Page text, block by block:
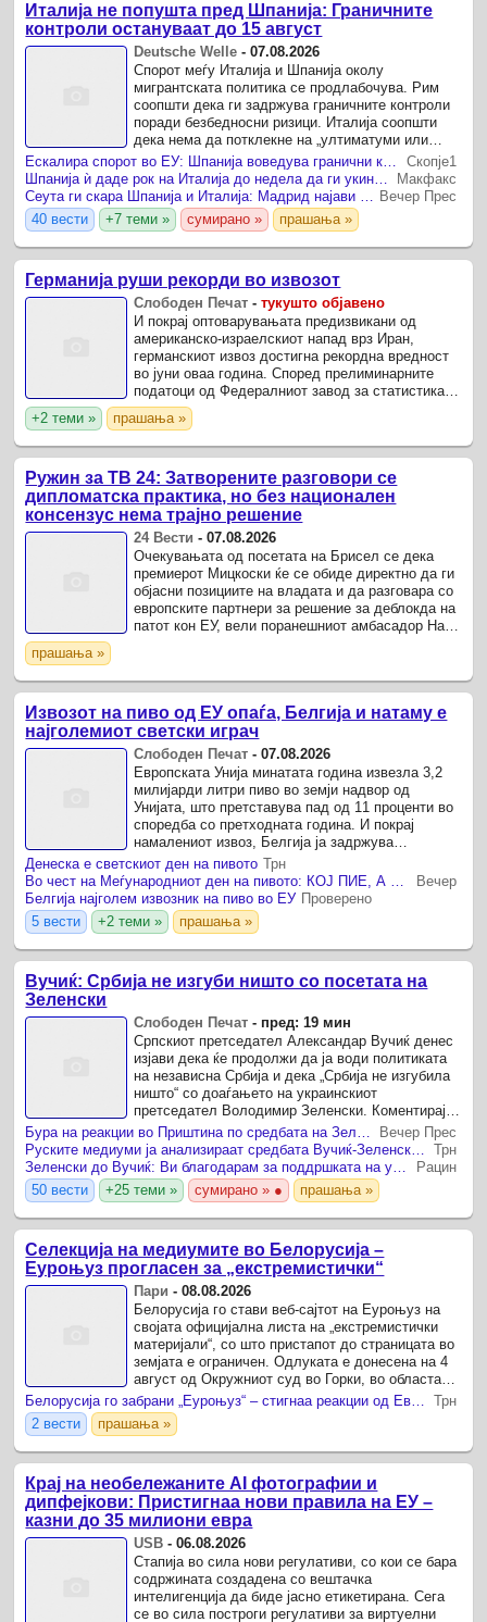
Италија не попушта пред Шпанија: Граничните
контроли остануваат до 15 август
Deutsche Welle -07.08.2026
Спорот меѓу Италија и Шпанија околу
мигрантската политика се продлабочува. Рим
соопшти дека ги задржува граничните контроли
поради безбедносни ризици. Италија соопшти
дека нема да потклекне на „ултиматуми или
наметнувања“ од Шпанија и дека ќе ги задржи
граничните контроли за ...
Ескалира спорот во ЕУ: Шпанија воведува гранични контроли за патниците од Италија
Скопје1
Шпанија ѝ даде рок на Италија до недела да ги укине граничните контроли
Макфакс
Сеута ги скара Шпанија и Италија: Мадрид најави контрамерки за италијанските гранични контроли на шпанските граѓани Вечер Прес
40 вести
+7 теми » сумирано » прашања »
Германија руши рекорди во извозот
Слободен Печат -тукушто објавено
И покрај оптоварувањата предизвикани од
американско-израелскиот напад врз Иран,
германскиот извоз достигна рекордна вредност
во јуни оваа година. Според прелиминарните
податоци од Федералниот завод за статистика ,
извезена е стока во вредност од 139,3
милијарди евра (272 ...
+2 теми » прашања »
Ружин за ТВ 24: Затворените разговори се
дипломатска практика, но без национален
консензус нема трајно решение
24 Вести -07.08.2026
Очекувањата од посетата на Брисел се дека
премиерот Мицкоски ќе се обиде директно да ги
објасни позициите на владата и да разговара со
европските партнери за решение за деблокда на
патот кон ЕУ, вели поранешниот амбасадор Нано
прашања »
Извозот на пиво од ЕУ опаѓа, Белгија и натаму е
најголемиот светски играч
Слободен Печат -07.08.2026
Европската Унија минатата година извезла 3,2
милијарди литри пиво во земји надвор од
Унијата, што претставува пад од 11 проценти во
споредба со претходната година. И покрај
намалениот извоз, Белгија ја задржува
позицијата на најголем европски извозник на
пиво, покажуваат ...
Денеска е светскиот ден на пивото Трн
Вечер
Белгија најголем извозник на пиво во ЕУ Проверено
5 вести
+2 теми » прашања »
Вучиќ: Србија не изгуби ништо со посетата на
Зеленски
Слободен Печат - пред: 19 мин
Српскиот претседател Александар Вучиќ денес
изјави дека ќе продолжи да ја води политиката
на независна Србија и дека „Србија не изгубила
ништо“ со доаѓањето на украинскиот
претседател Володимир Зеленски. Коментирајќи
ги работите на пренамена на стариот железнички
мост во ...
Бура на реакции во Приштина по средбата на Зеленски со Вучиќ: Запалете го него и цела Украина! (ФОТО)
Вечер Прес
Руските медиуми ја анализираат средбата Вучиќ-Зеленски во Белград
Трн
Зеленски до Вучиќ: Ви благодарам за поддршката на украинскиот народ, нашиот став за Косово е непроменет
Рацин
50 вести
+25 теми » сумирано » ● прашања »
Селекција на медиумите во Белорусија –
Еуроњуз прогласен за „екстремистички“
Пари -08.08.2026
Белорусија го стави веб-сајтот на Еуроњуз на
својата официјална листа на „екстремистички
материјали“, со што пристапот до страницата во
земјата е ограничен. Одлуката е донесена на 4
август од Окружниот суд во Горки, во областа
Могилев, а Министерството за информации ја
ажурирало ...
Белорусија го забрани „Еуроњуз“ – стигнаа реакции од Европа
Трн
2 вести
прашања »
Крај на необележаните AI фотографии и
дипфејкови: Пристигнаа нови правила на ЕУ –
казни до 35 милиони евра
USB -06.08.2026
Стапија во сила нови регулативи, со кои се бара
содржината создадена со вештачка
интелигенција да биде јасно етикетирана. Сега
се во сила построги регулативи за виртуелни